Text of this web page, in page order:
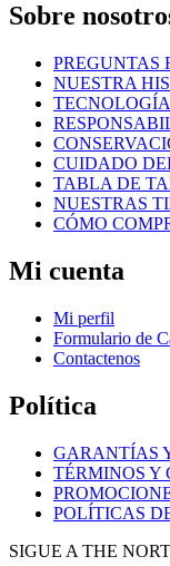
Sobre
PREGUNTAS
NUESTRA
CUIDADO
TABLA DE
NUESTRAS
CÓMO
Mi cuenta
Mi perfil
Formulario de
Contactenos
Política
GARANTÍAS
TÉRMINOS Y
POLÍTICAS
SIGUE A THE